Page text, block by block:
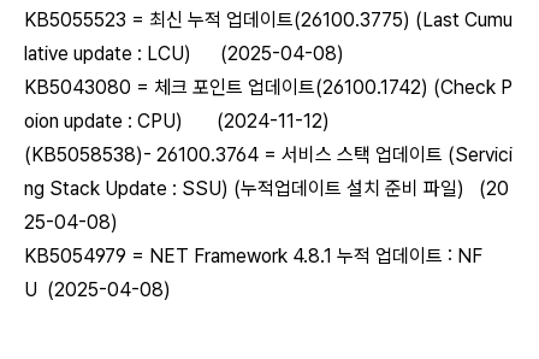
KB5055523 = 최신 누적 업데이트(26100.3775) (Last Cumu
lative update : LCU) (2025-04-08)
KB5043080 = 체크 포인트 업데이트(26100.1742) (Check P
oion update : CPU) (2024-11-12)
(KB5058538)- 26100.3764 = 서비스 스택 업데이트 (Servici
ng Stack Update : SSU) (누적업데이트 설치 준비 파일) (20
25-04-08)
KB5054979 = NET Framework 4.8.1 누적 업데이트 : NF
U (2025-04-08)